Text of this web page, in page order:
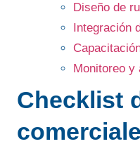
Diseño de
Integración
Monitoreo y
Checklist